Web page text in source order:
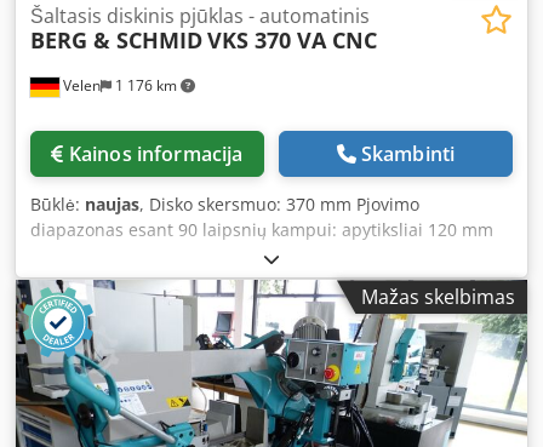
Velen 1 176 km
Šaltasis diskinis pjūklas - automatinis
BERG & SCHMIDVKS 370 VA CNC
Kainos informacija Skambinti
Būklė: naujas, Disko skersmuo: 370 mm Pjovimo
diapazonas esant 90 laipsnių kampui: apytiksliai 120 mm
(apvalus) Cjdpfx Aiszlkvdj Aerf Pjovimo diapazonas esant
90 laipsnių kampui: 100 mm (kvadratinis) Pjovimo
diapazonas esant 90 laipsnių kampui: 180 x 100 mm
(stačiakampis) Darbinis aukštis: 925 mm Disko sukimosi
greitis: 17–70 aps./min. Bendroji galia: 3,0 kW Užimamas
plotas: apytiksliai 1,8 x 1,1 x 2,0 m Šalto pjovimo diskinio
pjūklo automatas – CNC valdymas – Mikro purškimo
sistema
Mažas skelbimas